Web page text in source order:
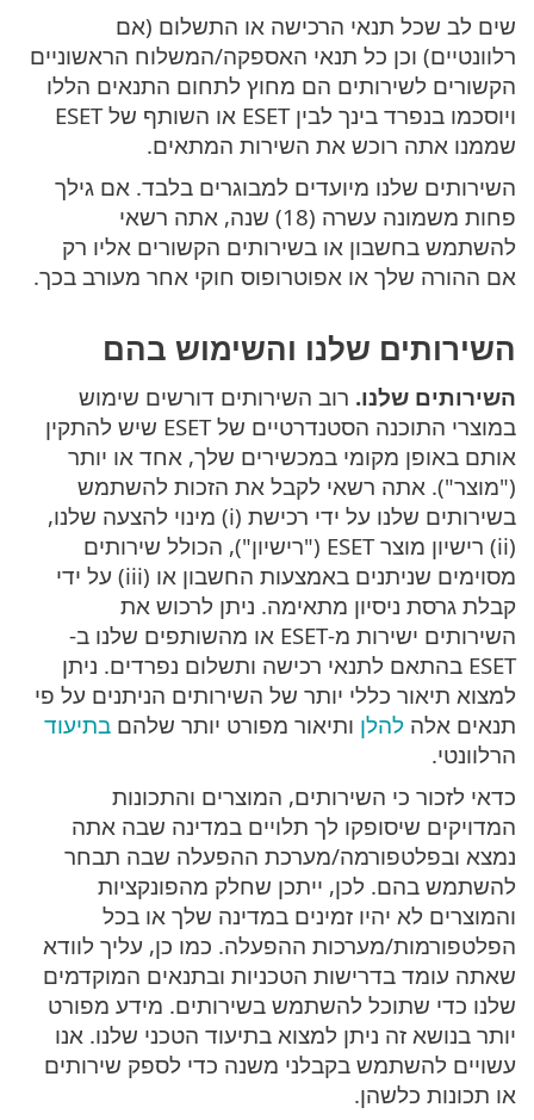
שים לב שכל תנאי הרכישה או התשלום (אם
רלוונטיים) וכן כל תנאי האספקה/המשלוח הראשוניים
הקשורים לשירותים הם מחוץ לתחום התנאים הללו
ויוסכמו בנפרד בינך לבין ESET או השותף של ESET
שממנו אתה רוכש את השירות המתאים.
השירותים שלנו מיועדים למבוגרים בלבד. אם גילך
פחות משמונה עשרה (18) שנה, אתה רשאי
להשתמש בחשבון או בשירותים הקשורים אליו רק
אם ההורה שלך או אפוטרופוס חוקי אחר מעורב בכך.
השירותים שלנו והשימוש בהם
השירותים שלנו. רוב השירותים דורשים שימוש
במוצרי התוכנה הסטנדרטיים של ESET שיש להתקין
אותם באופן מקומי במכשירים שלך, אחד או יותר
("מוצר"). אתה רשאי לקבל את הזכות להשתמש
בשירותים שלנו על ידי רכישת (i) מינוי להצעה שלנו,
(ii) רישיון מוצר ESET ("רישיון"), הכולל שירותים
מסוימים שניתנים באמצעות החשבון או (iii) על ידי
קבלת גרסת ניסיון מתאימה. ניתן לרכוש את
השירותים ישירות מ-ESET או מהשותפים שלנו ב-
ESET בהתאם לתנאי רכישה ותשלום נפרדים. ניתן
למצוא תיאור כללי יותר של השירותים הניתנים על פי
תנאים אלה להלן ותיאור מפורט יותר שלהם בתיעוד
הרלוונטי.
כדאי לזכור כי השירותים, המוצרים והתכונות
המדויקים שיסופקו לך תלויים במדינה שבה אתה
נמצא ובפלטפורמה/מערכת ההפעלה שבה תבחר
להשתמש בהם. לכן, ייתכן שחלק מהפונקציות
והמוצרים לא יהיו זמינים במדינה שלך או בכל
הפלטפורמות/מערכות ההפעלה. כמו כן, עליך לוודא
שאתה עומד בדרישות הטכניות ובתנאים המוקדמים
שלנו כדי שתוכל להשתמש בשירותים. מידע מפורט
יותר בנושא זה ניתן למצוא בתיעוד הטכני שלנו. אנו
עשויים להשתמש בקבלני משנה כדי לספק שירותים
או תכונות כלשהן.